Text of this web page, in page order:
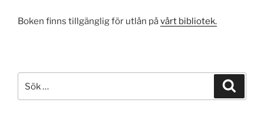
Boken finns tillgänglig för utlån påvårt bibliotek.
efter: